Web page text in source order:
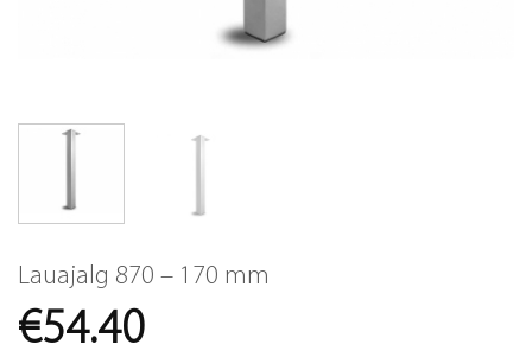
Lauajalg 870 – 170 mm
€54.40